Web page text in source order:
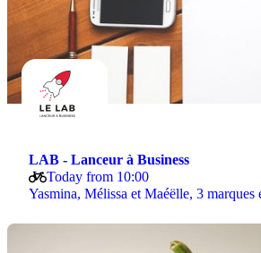
LAB - Lanceur à Business
Today from 10:00
Yasmina, Mélissa et Maéëlle, 3